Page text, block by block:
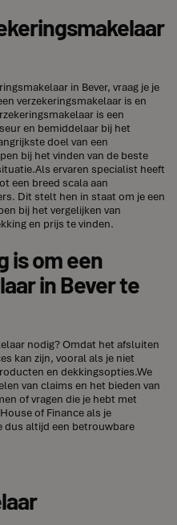
in Bever, vraag je je
verzekeringsmakelaar is en
is een
en bemiddelaar bij het
doel van een
bij het vinden van de beste
ervaren specialist heeft
een breed scala aan
Dit stelt hen in staat om je een
bij het vergelijken van
en prijs te vinden.
is om een
in Bever te
nodig? Omdat het afsluiten
kan zijn, vooral als je niet
en dekkingsopties.We
van claims en het bieden van
of vragen die je hebt met
of Finance als je
dus altijd een betrouwbare